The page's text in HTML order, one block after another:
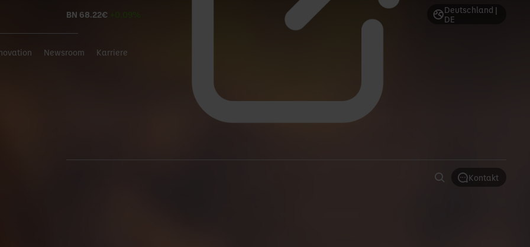
Newsroom Karriere
BN 68.22€
Deutschland |
DE
Kontakt